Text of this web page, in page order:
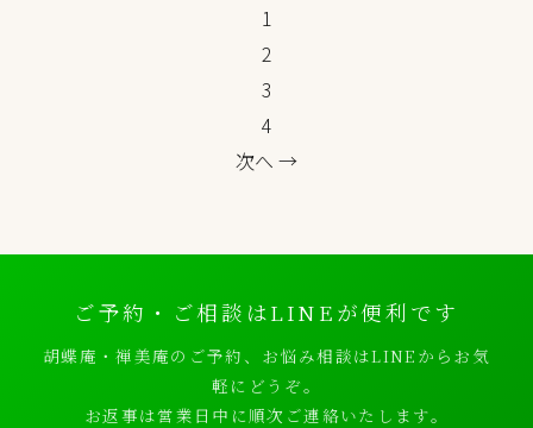
1
2
3
4
次へ →
ご予約・ご相談はLINEが便利です
胡蝶庵・禅美庵のご予約、お悩み相談はLINEからお気
軽にどうぞ。
お返事は営業日中に順次ご連絡いたします。